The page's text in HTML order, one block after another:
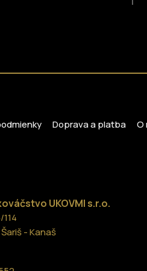
Doprava a platba O
UKOVMI s.r.o.
- Kanaš